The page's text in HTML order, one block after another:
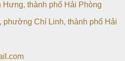
Hưng, thành phố Hải Phòng
phường Chí Linh, thành phố Hải